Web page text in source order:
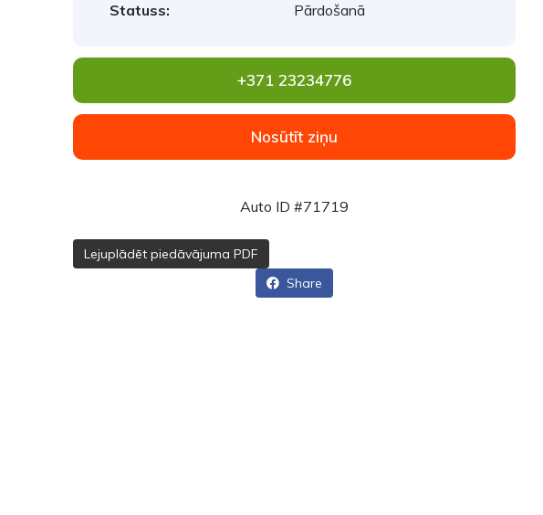
Statuss:
Pārdošanā
+371 23234776
Nosūtīt ziņu
Auto ID #71719
Lejuplādēt piedāvājuma PDF
Share